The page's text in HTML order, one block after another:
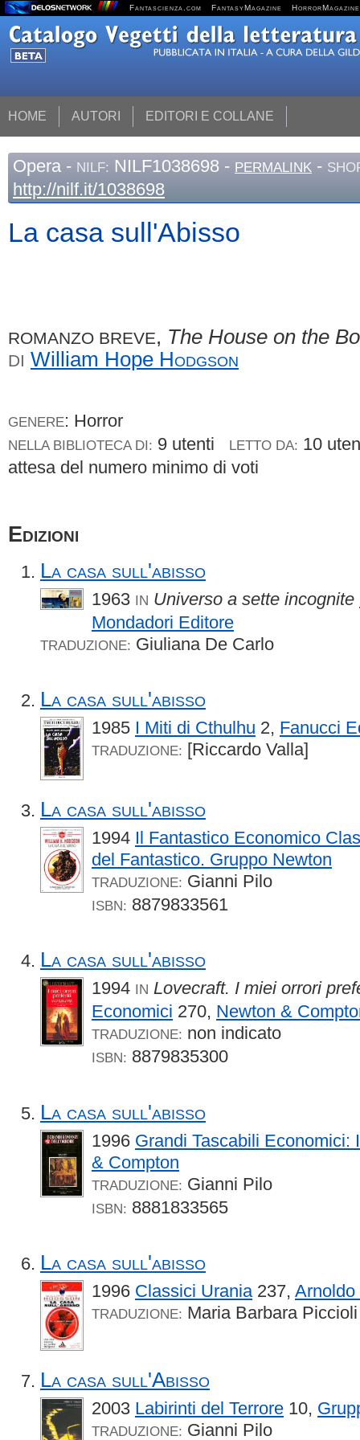
Fantascienza.com FantasyMagazine HorrorMagazine
HOME AUTORI EDITORI E COLLANE
Opera - NILF: NILF1038698 - PERMALINK -
http://nilf.it/1038698
La casa sull'Abisso
ROMANZO BREVE, The House on the
DI William Hope Hodgson
GENERE: Horror
NELLA BIBLIOTECA DI: 9 utenti LETTO DA: 10
attesa del numero minimo di voti
Edizioni
La casa sull'abisso
1963 IN Universo a sette incognite
Mondadori Editore
TRADUZIONE: Giuliana De Carlo
La casa sull'abisso
1985 I Miti di Cthulhu 2, Fanucci
TRADUZIONE: [Riccardo Valla]
La casa sull'abisso
1994 Il Fantastico Economico
del Fantastico. Gruppo Newton
TRADUZIONE: Gianni Pilo
ISBN: 8879833561
La casa sull'abisso
1994 IN Lovecraft. I miei orrori
Economici 270, Newton &
TRADUZIONE: non indicato
ISBN: 8879835300
La casa sull'abisso
1996 Grandi Tascabili Economici:
& Compton
TRADUZIONE: Gianni Pilo
ISBN: 8881833565
La casa sull'abisso
1996 Classici Urania237, Arnoldo
TRADUZIONE: Maria Barbara Piccioli
La casa sull'Abisso
2003 Labirinti del Terrore 10,
TRADUZIONE: Gianni Pilo